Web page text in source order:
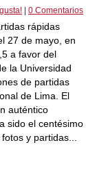
0 Comentarios
rápidas
27 de mayo, en
a favor del
la Universidad
de partidas
de Lima. El
auténtico
sido el centésimo
y partidas...